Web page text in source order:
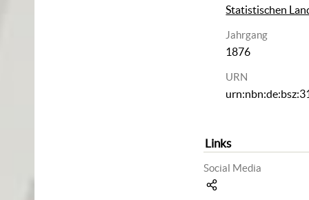
Statistischen
Jahrgang
1876
URN
Links
Social Media